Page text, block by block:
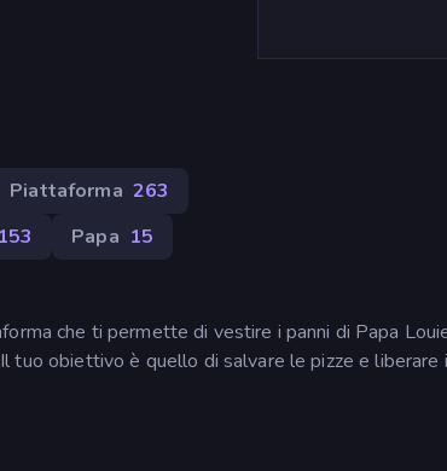
Piattaforma 263
153 Papa 15
che ti permette di vestire i panni di Papa
tuo obiettivo è quello di salvare le pizze e liberare